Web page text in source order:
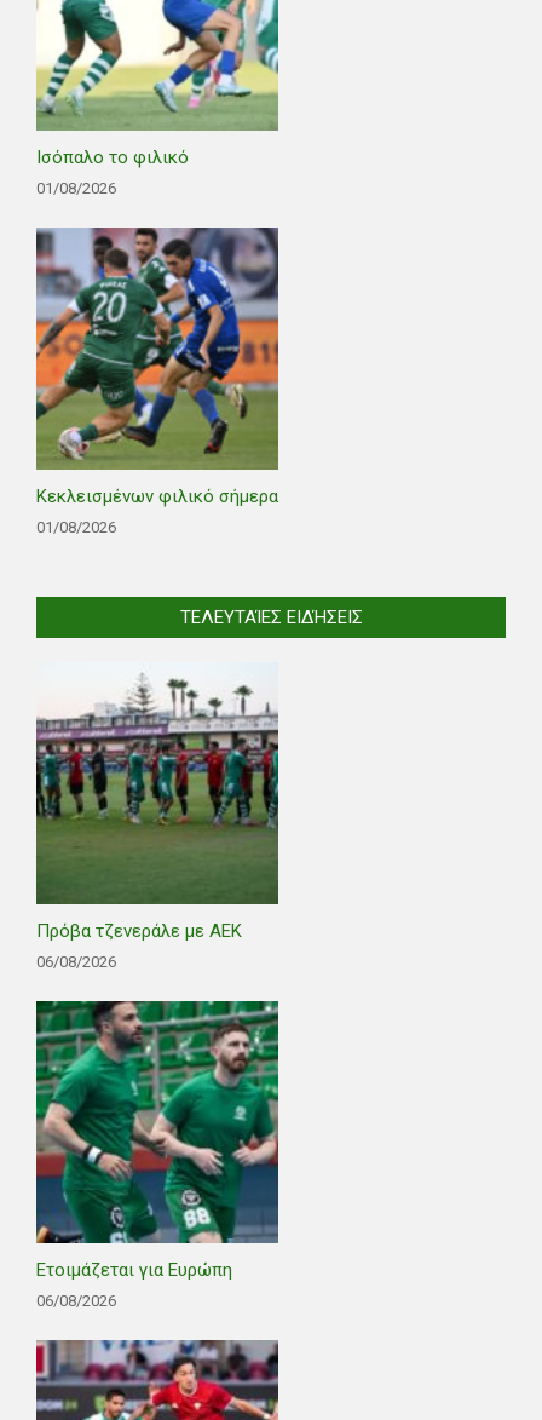
Ισόπαλο το φιλικό
01/08/2026
Κεκλεισμένων φιλικό σήμερα
01/08/2026
ΤΕΛΕΥΤΑΊΕΣ ΕΙΔΉΣΕΙΣ
Πρόβα τζενεράλε με ΑΕΚ
06/08/2026
Ετοιμάζεται για Ευρώπη
06/08/2026